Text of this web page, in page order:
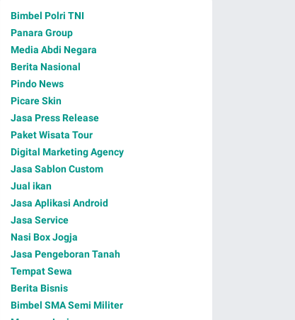
Bimbel Polri TNI
Panara Group
Media Abdi Negara
Berita Nasional
Pindo News
Picare Skin
Jasa Press Release
Paket Wisata Tour
Digital Marketing Agency
Jasa Sablon Custom
Jual ikan
Jasa Aplikasi Android
Jasa Service
Nasi Box Jogja
Jasa Pengeboran Tanah
Tempat Sewa
Berita Bisnis
Bimbel SMA Semi Militer